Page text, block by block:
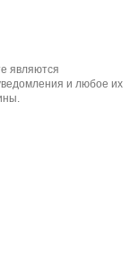
являются
и любое их